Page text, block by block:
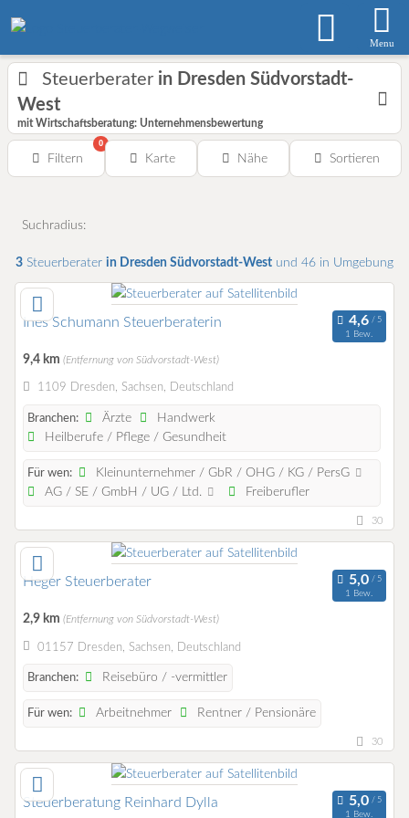
Menu
Steuerberater in Dresden Südvorstadt-
West
mit Wirtschaftsberatung: Unternehmensbewertung
Filtern
0
Karte Nähe Sortieren
Suchradius:
3 Steuerberater in Dresden Südvorstadt-West und 46 in Umgebung
Ines Schumann Steuerberaterin
1 Bew.
9,4 km (Entfernung von Südvorstadt-West)
1109 Dresden, Sachsen, Deutschland
Branchen: Ärzte
Handwerk
Heilberufe / Pflege / Gesundheit
Für wen:
Kleinunternehmer / GbR / OHG / KG / PersG
AG / SE / GmbH / UG / Ltd.
Freiberufler
30
Heger Steuerberater
1 Bew.
2,9 km (Entfernung von Südvorstadt-West)
01157 Dresden, Sachsen, Deutschland
Branchen: Reisebüro / -vermittler
Für wen: Arbeitnehmer Rentner / Pensionäre
30
Steuerberatung Reinhard Dylla
1 Bew.